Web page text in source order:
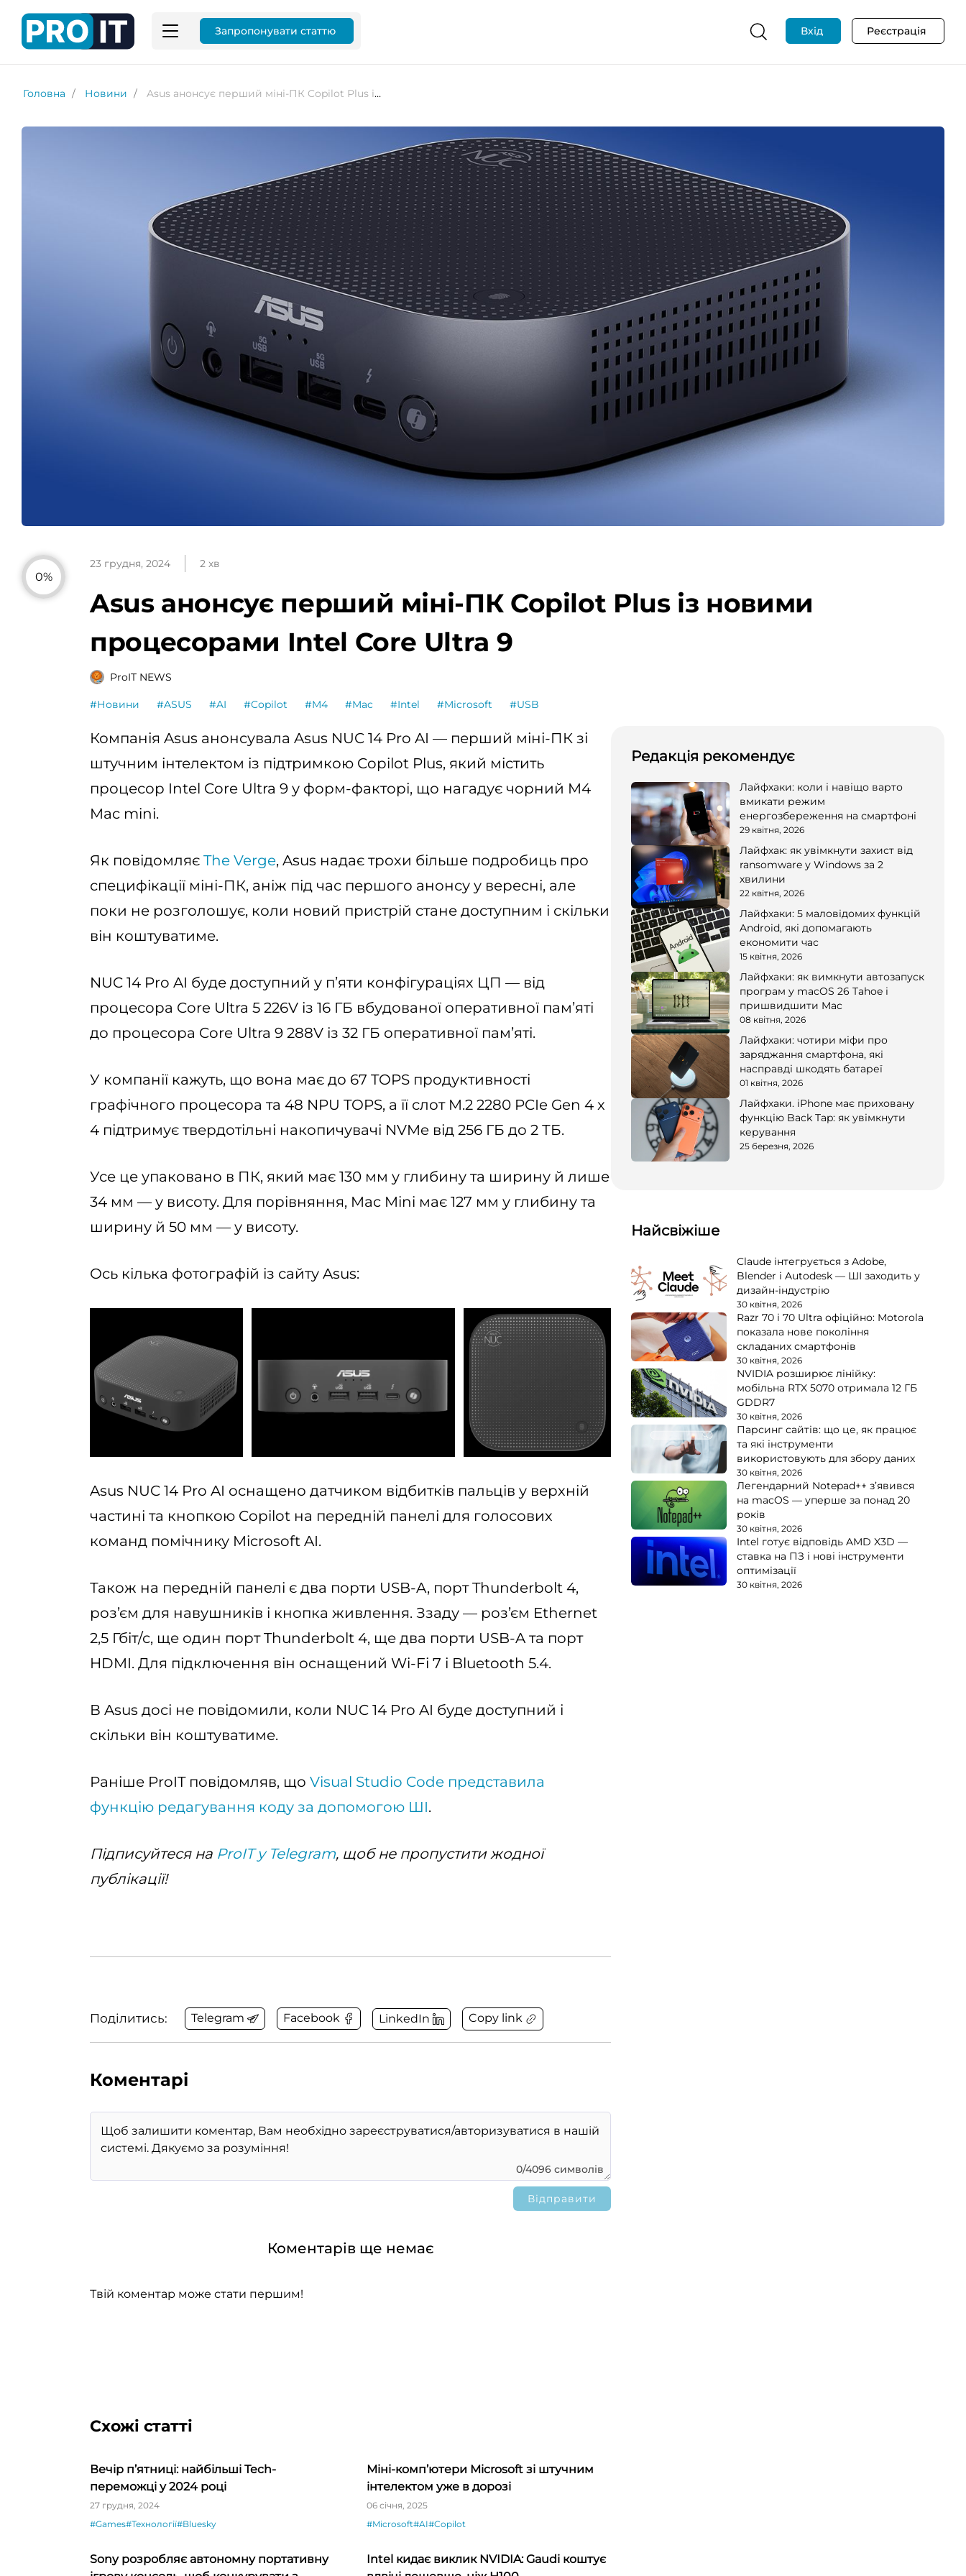
Запропонувати статтю Вхід Реєстрація
Головна Новини Asus анонсує перший міні-ПК Copilot Рlus із новими процесорами Intel Core Ultra 9
0%
23 грудня, 2024 2 хв
Asus анонсує перший міні-ПК Copilot Рlus із новими
процесорами Intel Core Ultra 9
ProIT NEWS
#Новини #ASUS #AI #Copilot #M4 #Mac #Intel #Microsoft #USB
Компанія Asus анонсувала Asus NUC 14 Pro AI — перший міні-ПК зі
штучним інтелектом із підтримкою Copilot Plus, який містить
процесор Intel Core Ultra 9 у форм-факторі, що нагадує чорний M4
Mac mini.
Як повідомляє The Verge, Asus надає трохи більше подробиць про
специфікації міні-ПК, аніж під час першого анонсу у вересні, але
поки не розголошує, коли новий пристрій стане доступним і скільки
він коштуватиме.
NUC 14 Pro AI буде доступний у п’яти конфігураціях ЦП — від
процесора Core Ultra 5 226V із 16 ГБ вбудованої оперативної пам’яті
до процесора Core Ultra 9 288V із 32 ГБ оперативної пам’яті.
У компанії кажуть, що вона має до 67 TOPS продуктивності
графічного процесора та 48 NPU TOPS, а її слот M.2 2280 PCIe Gen 4 x
4 підтримує твердотільні накопичувачі NVMe від 256 ГБ до 2 ТБ.
Усе це упаковано в ПК, який має 130 мм у глибину та ширину й лише
34 мм — у висоту. Для порівняння, Mac Mini має 127 мм у глибину та
ширину й 50 мм — у висоту.
Ось кілька фотографій із сайту Asus:
Asus NUC 14 Pro AI оснащено датчиком відбитків пальців у верхній
частині та кнопкою Copilot на передній панелі для голосових
команд помічнику Microsoft AI.
Також на передній панелі є два порти USB-A, порт Thunderbolt 4,
роз’єм для навушників і кнопка живлення. Ззаду — роз’єм Ethernet
2,5 Гбіт/с, ще один порт Thunderbolt 4, ще два порти USB-A та порт
HDMI. Для підключення він оснащений Wi-Fi 7 і Bluetooth 5.4.
В Asus досі не повідомили, коли NUC 14 Pro AI буде доступний і
скільки він коштуватиме.
Раніше ProIT повідомляв, що Visual Studio Code представила
функцію редагування коду за допомогою ШI.
Підписуйтеся на ProIT у Telegram, щоб не пропустити жодної
публікації!
Поділитись: Telegram Facebook LinkedIn Copy link
Коментарі
0/4096 символів
Коментарів ще немає
Твій коментар може стати першим!
Схожі статті
Вечір п’ятниці: найбільші Tech-
переможці у 2024 році
27 грудня, 2024
#Games#Технології#Bluesky
Міні-комп’ютери Microsoft зі штучним
інтелектом уже в дорозі
06 січня, 2025
#Microsoft#AI#Copilot
Sony розробляє автономну портативну
Intel кидає виклик NVIDIA: Gaudi коштує
Редакція рекомендує
Лайфхаки: коли і навіщо варто
вмикати режим
енергозбереження на смартфоні
29 квітня, 2026
Лайфхак: як увімкнути захист від
ransomware у Windows за 2
хвилини
22 квітня, 2026
Лайфхаки: 5 маловідомих функцій
Android, які допомагають
економити час
15 квітня, 2026
Лайфхаки: як вимкнути автозапуск
програм у macOS 26 Tahoe і
пришвидшити Mac
08 квітня, 2026
Лайфхаки: чотири міфи про
заряджання смартфона, які
насправді шкодять батареї
01 квітня, 2026
Лайфхаки. iPhone має приховану
функцію Back Tap: як увімкнути
керування
25 березня, 2026
Найсвіжіше
Claude інтегрується з Adobe,
Blender і Autodesk — ШІ заходить у
дизайн-індустрію
30 квітня, 2026
Razr 70 і 70 Ultra офіційно: Motorola
показала нове покоління
складаних смартфонів
30 квітня, 2026
NVIDIA розширює лінійку:
мобільна RTX 5070 отримала 12 ГБ
GDDR7
30 квітня, 2026
Парсинг сайтів: що це, як працює
та які інструменти
використовують для збору даних
30 квітня, 2026
Легендарний Notepad++ з’явився
на macOS — уперше за понад 20
років
30 квітня, 2026
Intel готує відповідь AMD X3D —
ставка на ПЗ і нові інструменти
оптимізації
30 квітня, 2026